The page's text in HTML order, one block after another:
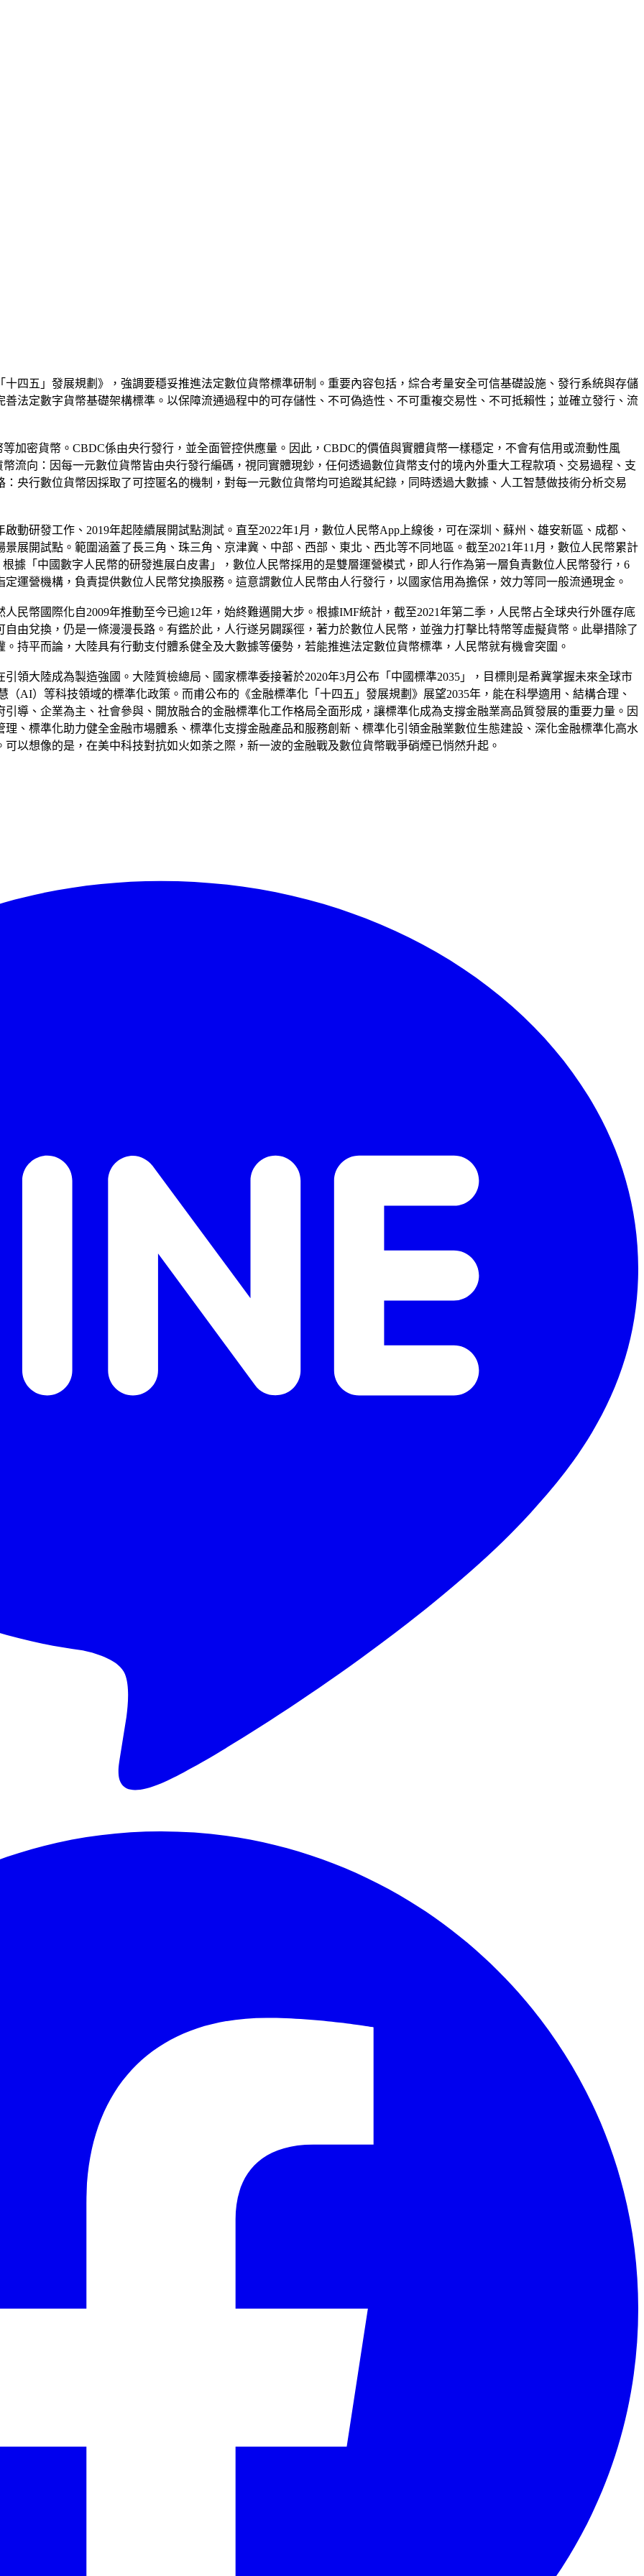
四五」發展規劃》，強調要穩妥推進法定數位貨幣標準研制。重要內容包括，綜合考量安全可信基礎設施、發行系統與存儲
法定數字貨幣基礎架構標準。以保障流通過程中的可存儲性、不可偽造性、不可重複交易性、不可抵賴性；並確立發行、流
加密貨幣。CBDC係由央行發行，並全面管控供應量。因此，CBDC的價值與實體貨幣一樣穩定，不會有信用或流動性風
流向：因每一元數位貨幣皆由央行發行編碼，視同實體現鈔，任何透過數位貨幣支付的境內外重大工程款項、交易過程、支
央行數位貨幣因採取了可控匿名的機制，對每一元數位貨幣均可追蹤其紀錄，同時透過大數據、人工智慧做技術分析交易
動研發工作、2019年起陸續展開試點測試。直至2022年1月，數位人民幣App上線後，可在深圳、蘇州、雄安新區、成都、
展開試點。範圍涵蓋了長三角、珠三角、京津冀、中部、西部、東北、西北等不同地區。截至2021年11月，數位人民幣累計
據「中國數字人民幣的研發進展白皮書」，數位人民幣採用的是雙層運營模式，即人行作為第一層負責數位人民幣發行，6
運營機構，負責提供數位人民幣兌換服務。這意謂數位人民幣由人行發行，以國家信用為擔保，效力等同一般流通現金。
民幣國際化自2009年推動至今已逾12年，始終難邁開大步。根據IMF統計，截至2021年第二季，人民幣占全球央行外匯存底
由兌換，仍是一條漫漫長路。有鑑於此，人行遂另闢蹊徑，著力於數位人民幣，並強力打擊比特幣等虛擬貨幣。此舉措除了
持平而論，大陸具有行動支付體系健全及大數據等優勢，若能推進法定數位貨幣標準，人民幣就有機會突圍。
領大陸成為製造強國。大陸質檢總局、國家標準委接著於2020年3月公布「中國標準2035」，目標則是希冀掌握未來全球市
AI）等科技領域的標準化政策。而甫公布的《金融標準化「十四五」發展規劃》展望2035年，能在科學適用、結構合理、
導、企業為主、社會參與、開放融合的金融標準化工作格局全面形成，讓標準化成為支撐金融業高品質發展的重要力量。因
、標準化助力健全金融市場體系、標準化支撐金融產品和服務創新、標準化引領金融業數位生態建設、深化金融標準化高水
以想像的是，在美中科技對抗如火如荼之際，新一波的金融戰及數位貨幣戰爭硝煙已悄然升起。